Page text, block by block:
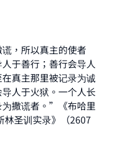
，所以真主的使者
于善行；善行会导人
真主那里被记录为诚
人于火狱。一个人长
撒谎者。”《布哈里
圣训实录》（2607